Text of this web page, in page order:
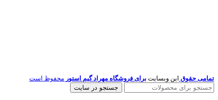
تمامی حقوق این وبسایت برای فروشگاه مهراد گیم استور محفوظ است
جستجو در سایت